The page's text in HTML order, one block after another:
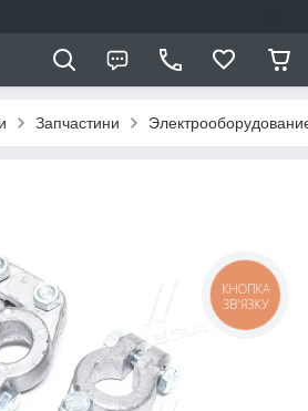
Запчастини
КНОПКА
ЗВ'ЯЗКУ